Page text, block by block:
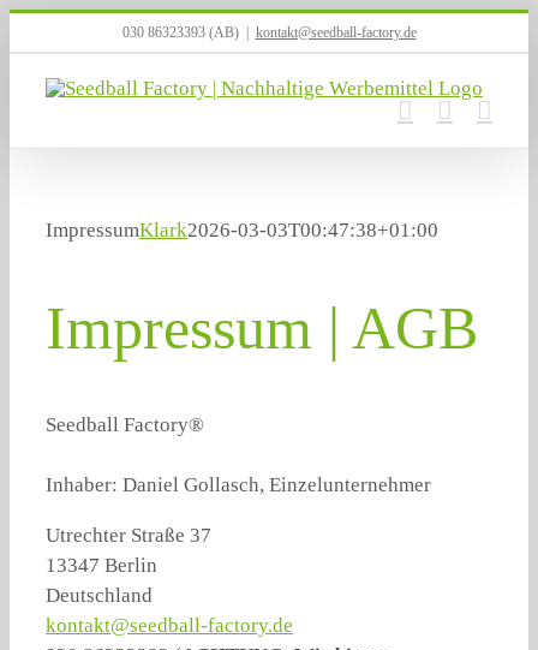
Inhalt
springen
030 86323393 (AB) kontakt@seedball-factory.de
ImpressumKlark2026-03-03T00:47:38+01:00
Impressum | AGB
Seedball Factory®
Inhaber: Daniel Gollasch, Einzelunternehmer
Utrechter Straße 37
13347 Berlin
Deutschland
kontakt@seedball-factory.de